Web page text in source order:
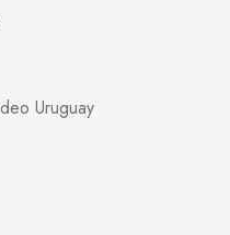
Uruguay